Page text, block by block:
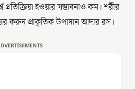
প্রতিক্রিয়া হওয়ার সম্ভাবনাও কম। শরীর
করুন প্রাকৃতিক উপাদান আদার রস।